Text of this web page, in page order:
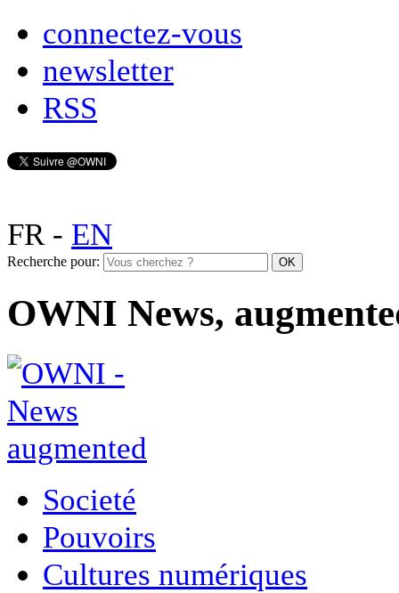
connectez-vous
newsletter
RSS
FR- EN
Recherche pour:
OWNI News,
Societé
Pouvoirs
Cultures numériques